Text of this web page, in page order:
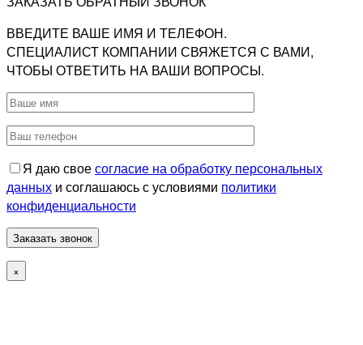
ВВЕДИТЕ ВАШЕ ИМЯ И ТЕЛЕФОН.
СПЕЦИАЛИСТ КОМПАНИИ СВЯЖЕТСЯ С ВАМИ,
ЧТОБЫ ОТВЕТИТЬ НА ВАШИ ВОПРОСЫ.
Я даю своесогласие на обработку персональных
данных и соглашаюсь с условиями политики
конфиденциальности
×